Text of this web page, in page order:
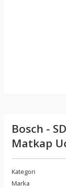
Bosch -
Matkap
Kategori
Marka